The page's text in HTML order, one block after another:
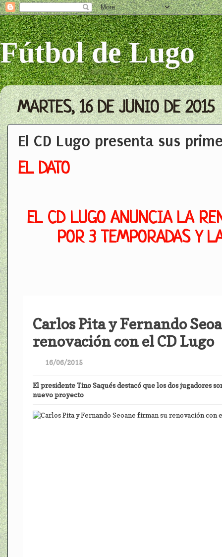
Fútbol de Lugo
MARTES, 16 DE JUNIO DE 2015
El CD Lugo presenta sus
EL DATO
EL CD LUGO ANUNCIA LA
POR 3 TEMPORADAS Y
Carlos Pita y Fernando
renovación con el CD Lugo
16/06/2015
El presidente Tino Saqués destacó que los dos jugadores
nuevo proyecto